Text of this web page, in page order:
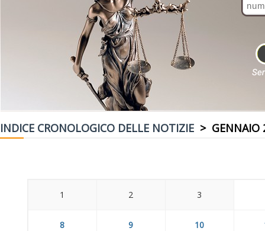
INDICE CRONOLOGICO DELLE NOTIZIE > GENNAIO
1 2 3
8 9 10